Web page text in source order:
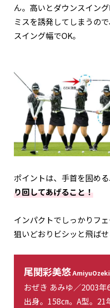
ん。高いとダウンスイン
ミスを誘発してしまうの
スイング幅でOK。
ポイントは、手首を固め
り回してあげること！
インパクトでしっかりフェ
狙いどおりビシッと飛ばせ
尾関彩美悠AmiyuOzeki
おぜき あみゆ／2003
出身。158㎝。A型。